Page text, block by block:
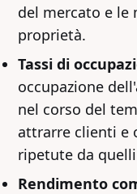
del mercato e le
proprietà.
Tassi di
occupazione
nel corso del
attrarre clienti e
ripetute da
Rendimento